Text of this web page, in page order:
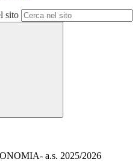
sito
a.s. 2025/2026